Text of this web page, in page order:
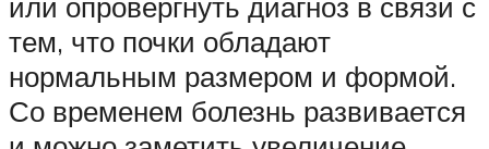
или опровергнуть диагноз в связи с
тем, что почки обладают
нормальным размером и формой.
Со временем болезнь развивается